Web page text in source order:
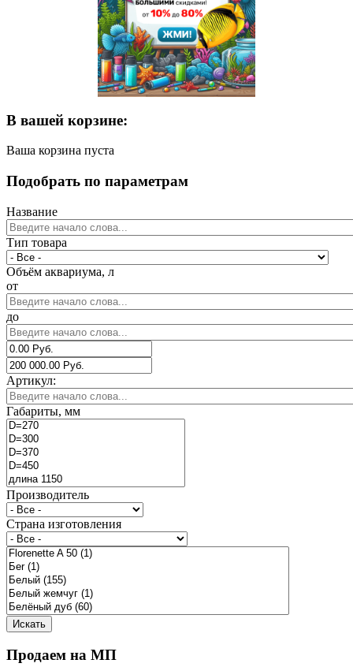
В вашей корзине:
Ваша корзина пуста
Подобрать по параметрам
Название
Тип товара
Объём аквариума, л
от
до
Артикул:
Габариты, мм
Производитель
Страна изготовления
Продаем на МП